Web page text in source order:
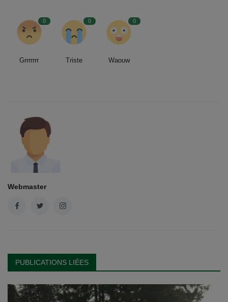
0
Grrrrrrr
0
Triste
0
Waouw
Webmaster
PUBLICATIONS LIÉES